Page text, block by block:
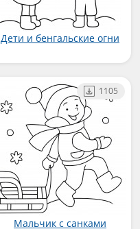
Дети и бенгальские огни
Мальчик с санками
1105